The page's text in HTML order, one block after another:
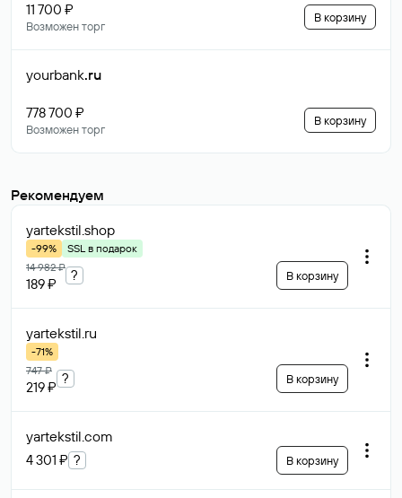
11 700 ₽
Возможен торг
В корзину
yourbank.ru
778 700 ₽
Возможен торг
В корзину
Рекомендуем
yartekstil.shop
-99%
SSL в подарок
14 982 ₽
189 ₽
? В корзину
yartekstil.ru
-71%
747 ₽
219 ₽
? В корзину
yartekstil.com
4 301 ₽ ? В корзину